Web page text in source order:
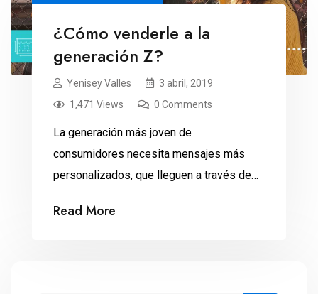
¿Cómo venderle a la
generación Z?
Yenisey Valles
3 abril, 2019
1,471 Views
0 Comments
La generación más joven de
consumidores necesita mensajes más
personalizados, que lleguen a través de
Read More